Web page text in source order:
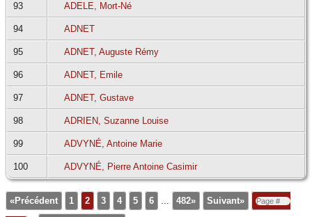
93 ADELE, Mort-Né
94 ADNET
95 ADNET, Auguste Rémy
96 ADNET, Emile
97 ADNET, Gustave
98 ADRIEN, Suzanne Louise
99 ADVYNÉ, Antoine Marie
100 ADVYNÉ, Pierre Antoine Casimir
«Précédent 1 2 3 4 5 6 ... 482» Suivant»